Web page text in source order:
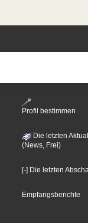
Profil bestimmen
Die letzten
(News, Frei)
[-] Die letzten
Empfangsberichte